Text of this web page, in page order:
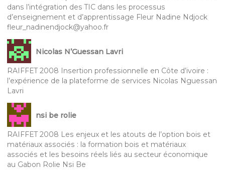
dans l’intégration des TIC dans les processus
d’enseignement et d’apprentissage Fleur Nadine Ndjock
fleur_nadinendjock@yahoo.fr
Nicolas N’Guessan Lavri
RAIFFET 2008 Insertion professionnelle en Côte d’ivoire :
l’expérience de la plateforme de services Nicolas Nguessan
Lavri
nsi be rolie
RAIFFET 2008 Les enjeux et les atouts de l’option bois et
matériaux associés : la formation bois et matériaux
associés et les besoins réels liés au secteur économique
au Gabon Rolie Nsi Be